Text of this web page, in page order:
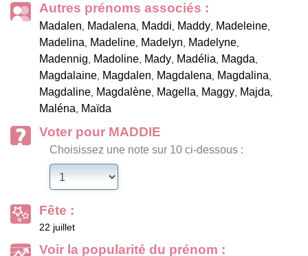
Autres prénoms associés :
Madalen, Madalena, Maddi, Maddy, Madeleine,
Madelina, Madeline, Madelyn, Madelyne,
Madennig, Madoline, Mady, Madélia, Magda,
Magdalaine, Magdalen, Magdalena, Magdalina,
Magdaline, Magdalène, Magella, Maggy, Majda,
Maléna, Maïda
Voter pour MADDIE
Choisissez une note sur 10 ci-dessous :
Fête :
22 juillet
Voir la popularité du prénom :